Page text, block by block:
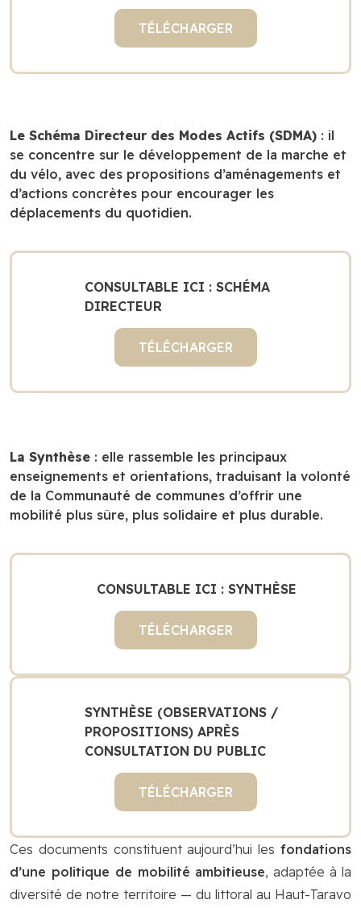
TÉLÉCHARGER
Le Schéma Directeur des Modes Actifs (SDMA) : il
se concentre sur le développement de la marche et
du vélo, avec des propositions d’aménagements et
d’actions concrètes pour encourager les
déplacements du quotidien.
CONSULTABLE ICI : SCHÉMA
DIRECTEUR
TÉLÉCHARGER
La Synthèse : elle rassemble les principaux
enseignements et orientations, traduisant la volonté
de la Communauté de communes d’offrir une
mobilité plus sûre, plus solidaire et plus durable.
CONSULTABLE ICI : SYNTHÈSE
TÉLÉCHARGER
SYNTHÈSE (OBSERVATIONS /
PROPOSITIONS) APRÈS
CONSULTATION DU PUBLIC
TÉLÉCHARGER
Ces documents constituent aujourd’hui les fondations
d’une politique de mobilité ambitieuse, adaptée à la
diversité de notre territoire — du littoral au Haut-Taravo